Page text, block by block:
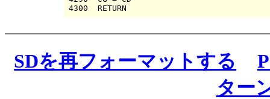
SDを再フォーマットする
ター